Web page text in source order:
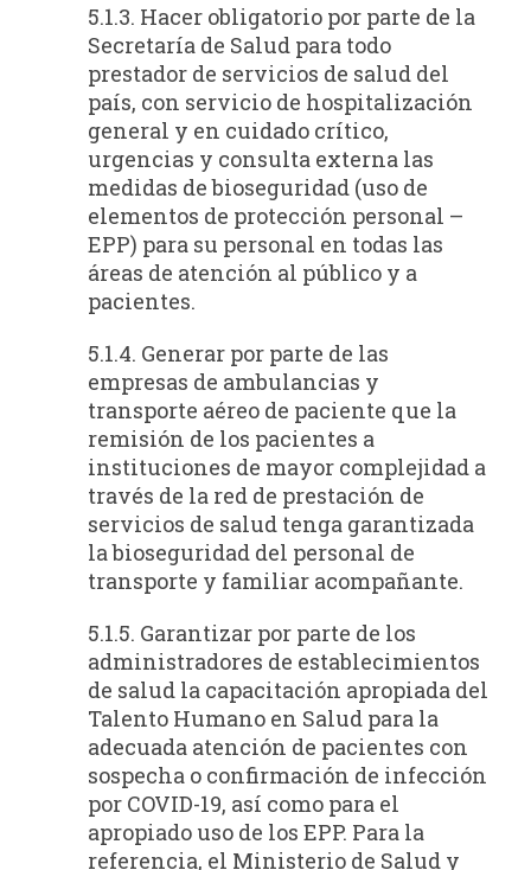
5.1.3. Hacer obligatorio por parte de la
Secretaría de Salud para todo
prestador de servicios de salud del
país, con servicio de hospitalización
general y en cuidado crítico,
urgencias y consulta externa las
medidas de bioseguridad (uso de
elementos de protección personal –
EPP) para su personal en todas las
áreas de atención al público y a
pacientes.
5.1.4. Generar por parte de las
empresas de ambulancias y
transporte aéreo de paciente que la
remisión de los pacientes a
instituciones de mayor complejidad a
través de la red de prestación de
servicios de salud tenga garantizada
la bioseguridad del personal de
transporte y familiar acompañante.
5.1.5. Garantizar por parte de los
administradores de establecimientos
de salud la capacitación apropiada del
Talento Humano en Salud para la
adecuada atención de pacientes con
sospecha o confirmación de infección
por COVID-19, así como para el
apropiado uso de los EPP. Para la
referencia, el Ministerio de Salud y